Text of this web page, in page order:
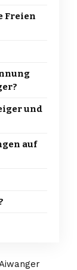
Freien
und
auf